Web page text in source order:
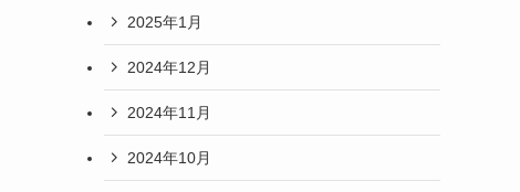
2025年1月
2024年12月
2024年11月
2024年10月